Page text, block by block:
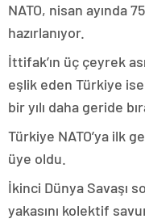
NATO, nisan ayında
hazırlanıyor.
İttifak’ın üç çeyrek
eşlik eden Türkiye ise
bir yılı daha geride
Türkiye NATO’ya ilk
üye oldu.
İkinci Dünya Savaşı
yakasını kolektif